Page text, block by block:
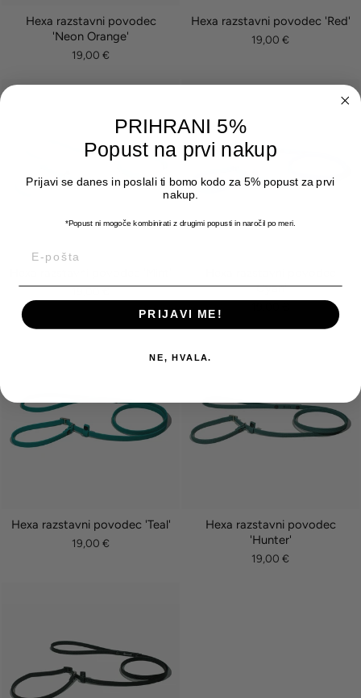
Hexa razstavni povodec
'Neon Orange'
19,00 €
Hexa razstavni povodec 'Red'
19,00 €
19,00 €
'Cyan'
Hexa razstavni povodec 'Teal'
19,00 €
Hexa razstavni povodec
'Hunter'
19,00 €
PRIHRANI 5%
Popust na prvi nakup
Prijavi se danes in poslali ti bomo kodo za 5% popust za prvi
nakup.
*Popust ni mogoče kombinirati z drugimi popusti in naročil po meri.
PRIJAVI ME!
NE, HVALA.